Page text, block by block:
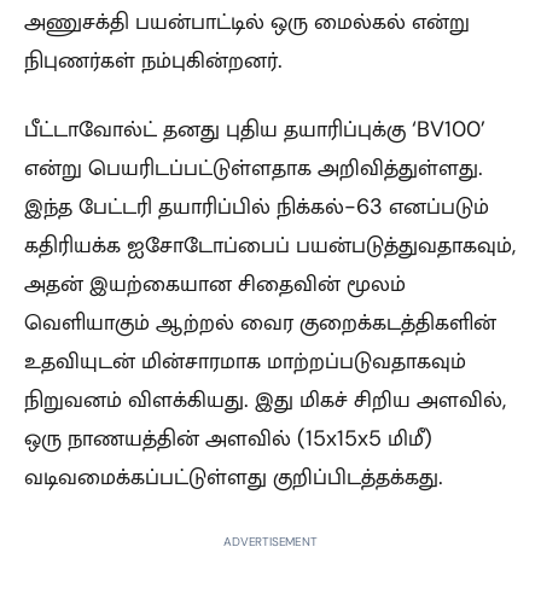
அணுசக்தி பயன்பாட்டில் ஒரு மைல்கல் என்று
நிபுணர்கள் நம்புகின்றனர்.
பீட்டாவோல்ட் தனது புதிய தயாரிப்புக்கு ‘BV100’
என்று பெயரிடப்பட்டுள்ளதாக அறிவித்துள்ளது.
இந்த பேட்டரி தயாரிப்பில் நிக்கல்-63 எனப்படும்
கதிரியக்க ஐசோடோப்பைப் பயன்படுத்துவதாகவும்,
அதன் இயற்கையான சிதைவின் மூலம்
வெளியாகும் ஆற்றல் வைர குறைக்கடத்திகளின்
உதவியுடன் மின்சாரமாக மாற்றப்படுவதாகவும்
நிறுவனம் விளக்கியது. இது மிகச் சிறிய அளவில்,
ஒரு நாணயத்தின் அளவில் (15x15x5 மிமீ)
வடிவமைக்கப்பட்டுள்ளது குறிப்பிடத்தக்கது.
ADVERTISEMENT